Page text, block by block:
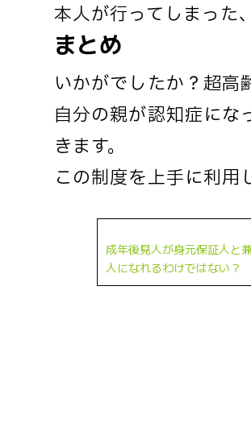
本人が行ってしまった
まとめ
いかがでしたか？超高
自分の親が認知症にな
きます。
この制度を上手に利用
成年後見人が身元保証人と
人になれるわけではない？